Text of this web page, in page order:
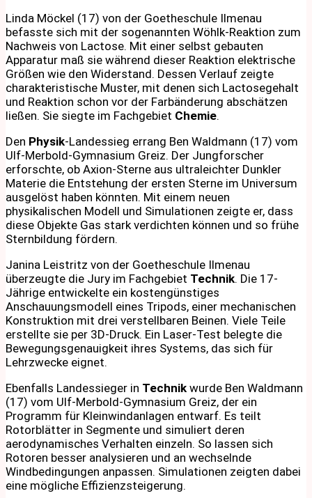
Linda Möckel (17) von der Goetheschule Ilmenau
befasste sich mit der sogenannten Wöhlk-Reaktion zum
Nachweis von Lactose. Mit einer selbst gebauten
Apparatur maß sie während dieser Reaktion elektrische
Größen wie den Widerstand. Dessen Verlauf zeigte
charakteristische Muster, mit denen sich Lactosegehalt
und Reaktion schon vor der Farbänderung abschätzen
ließen. Sie siegte im Fachgebiet Chemie.
Den Physik-Landessieg errang Ben Waldmann (17) vom
Ulf-Merbold-Gymnasium Greiz. Der Jungforscher
erforschte, ob Axion-Sterne aus ultraleichter Dunkler
Materie die Entstehung der ersten Sterne im Universum
ausgelöst haben könnten. Mit einem neuen
physikalischen Modell und Simulationen zeigte er, dass
diese Objekte Gas stark verdichten können und so frühe
Sternbildung fördern.
Janina Leistritz von der Goetheschule Ilmenau
überzeugte die Jury im Fachgebiet Technik. Die 17-
Jährige entwickelte ein kostengünstiges
Anschauungsmodell eines Tripods, einer mechanischen
Konstruktion mit drei verstellbaren Beinen. Viele Teile
erstellte sie per 3D-Druck. Ein Laser-Test belegte die
Bewegungsgenauigkeit ihres Systems, das sich für
Lehrzwecke eignet.
Ebenfalls Landessieger in Technik wurde Ben Waldmann
(17) vom Ulf-Merbold-Gymnasium Greiz, der ein
Programm für Kleinwindanlagen entwarf. Es teilt
Rotorblätter in Segmente und simuliert deren
aerodynamisches Verhalten einzeln. So lassen sich
Rotoren besser analysieren und an wechselnde
Windbedingungen anpassen. Simulationen zeigten dabei
eine mögliche Effizienzsteigerung.